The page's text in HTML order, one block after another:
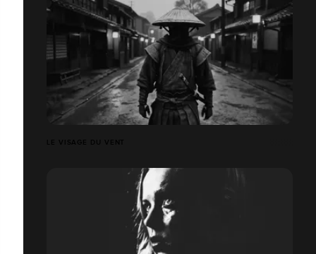
LE VISAGE DU VENT